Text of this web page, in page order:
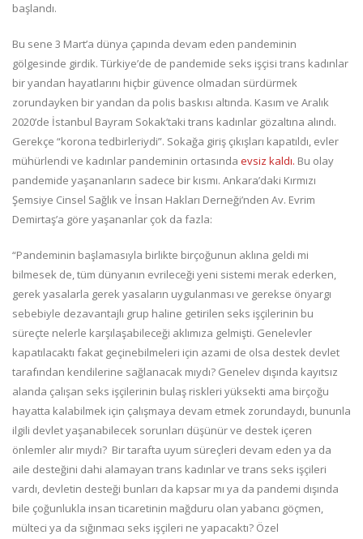
başlandı.
Bu sene 3 Mart’a dünya çapında devam eden pandeminin
gölgesinde girdik. Türkiye’de de pandemide seks işçisi trans kadınlar
bir yandan hayatlarını hiçbir güvence olmadan sürdürmek
zorundayken bir yandan da polis baskısı altında. Kasım ve Aralık
2020’de İstanbul Bayram Sokak’taki trans kadınlar gözaltına alındı.
Gerekçe “korona tedbirleriydi”. Sokağa giriş çıkışları kapatıldı, evler
mühürlendi ve kadınlar pandeminin ortasında evsiz kaldı. Bu olay
pandemide yaşananların sadece bir kısmı. Ankara’daki Kırmızı
Şemsiye Cinsel Sağlık ve İnsan Hakları Derneği’nden Av. Evrim
Demirtaş’a göre yaşananlar çok da fazla:
“Pandeminin başlamasıyla birlikte birçoğunun aklına geldi mi
bilmesek de, tüm dünyanın evrileceği yeni sistemi merak ederken,
gerek yasalarla gerek yasaların uygulanması ve gerekse önyargı
sebebiyle dezavantajlı grup haline getirilen seks işçilerinin bu
süreçte nelerle karşılaşabileceği aklımıza gelmişti. Genelevler
kapatılacaktı fakat geçinebilmeleri için azami de olsa destek devlet
tarafından kendilerine sağlanacak mıydı? Genelev dışında kayıtsız
alanda çalışan seks işçilerinin bulaş riskleri yüksekti ama birçoğu
hayatta kalabilmek için çalışmaya devam etmek zorundaydı, bununla
ilgili devlet yaşanabilecek sorunları düşünür ve destek içeren
önlemler alır mıydı? Bir tarafta uyum süreçleri devam eden ya da
aile desteğini dahi alamayan trans kadınlar ve trans seks işçileri
vardı, devletin desteği bunları da kapsar mı ya da pandemi dışında
bile çoğunlukla insan ticaretinin mağduru olan yabancı göçmen,
mülteci ya da sığınmacı seks işçileri ne yapacaktı? Özel